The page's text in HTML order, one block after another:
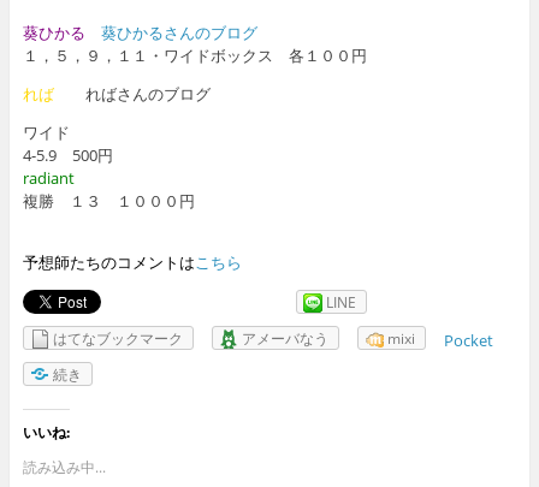
葵ひかる 葵ひかるさんのブログ
１，５，９，１１・ワイドボックス 各１００円
れば
ればさんのブログ
ワイド
4-5.9 500円
radiant
複勝 １３ １０００円
予想師たちのコメントはこちら
LINE
はてなブックマーク
アメーバなう mixi Pocket
続き
いいね:
読み込み中...